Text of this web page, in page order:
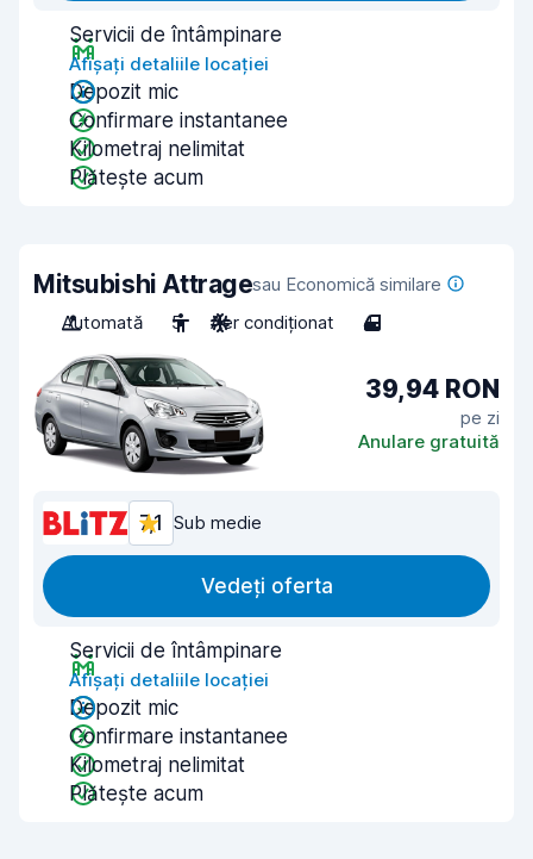
Servicii de întâmpinare
Afișați detaliile locației
Depozit mic
Confirmare instantanee
Kilometraj nelimitat
Plătește acum
Mitsubishi Attragesau Economică similare
Automată
5 Aer condiționat 4
39,94 RON
pe zi
Anulare gratuită
7,1 Sub medie
Vedeți oferta
Servicii de întâmpinare
Afișați detaliile locației
Depozit mic
Confirmare instantanee
Kilometraj nelimitat
Plătește acum